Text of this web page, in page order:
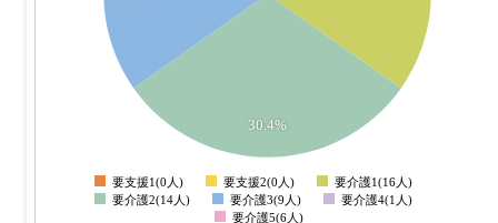
30.4%
0
要支援1(0人) 要支援2(0人)
要介護1(16人)
要介護2(14人)
要介護3(9人)
要介護4(1人)
要介護5(6人)